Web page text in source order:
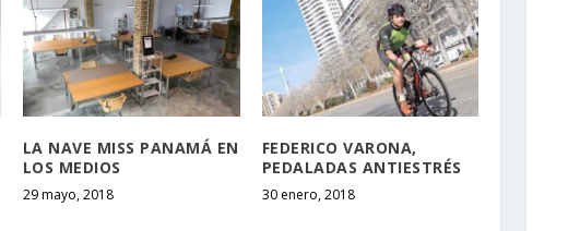
LA NAVE MISS PANAMÁ EN
LOS MEDIOS
29 mayo, 2018
FEDERICO VARONA,
PEDALADAS ANTIESTRÉS
30 enero, 2018